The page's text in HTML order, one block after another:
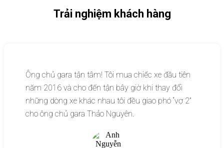
Trải nghiệm khách hàng
Ông chủ gara tận tâm! Tôi mua chiếc xe đầu tiên
năm 2016 và cho đến tận bây giờ khi thay đổi
những dòng xe khác nhau tôi đều giao phó “vợ 2”
cho ông chủ gara Thảo Nguyên.